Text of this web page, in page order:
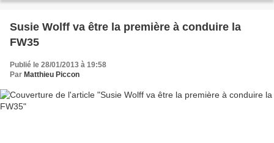
Susie Wolff va être la première à conduire la
FW35
Publié le 28/01/2013 à 19:58
Par Matthieu Piccon